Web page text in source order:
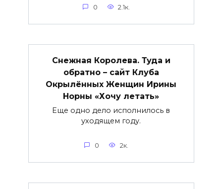
0 2.1к.
Снежная Королева. Туда и
обратно – сайт Клуба
Окрылённых Женщин Ирины
Норны «Хочу летать»
Еще одно дело исполнилось в
уходящем году.
0 2к.